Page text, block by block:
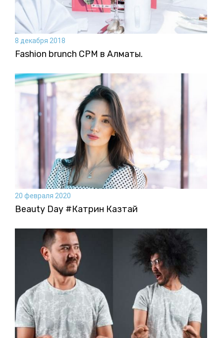
8 декабря 2018
Fashion brunch CPM в Алматы.
20 февраля 2020
Beauty Day #Катрин Казтай